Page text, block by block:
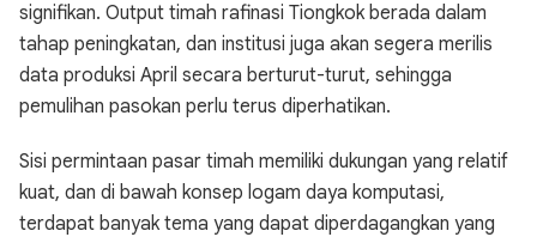
signifikan. Output timah rafinasi Tiongkok berada dalam
tahap peningkatan, dan institusi juga akan segera merilis
data produksi April secara berturut-turut, sehingga
pemulihan pasokan perlu terus diperhatikan.
Sisi permintaan pasar timah memiliki dukungan yang relatif
kuat, dan di bawah konsep logam daya komputasi,
terdapat banyak tema yang dapat diperdagangkan yang